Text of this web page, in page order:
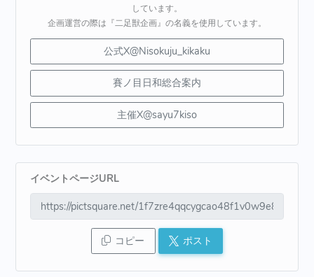
しています。
企画運営の際は『二足獣企画』の名義を使用しています。
公式X@Nisokuju_kikaku
賽ノ目日和総合案内
主催X@sayu7kiso
イベントページURL
コピー ポスト